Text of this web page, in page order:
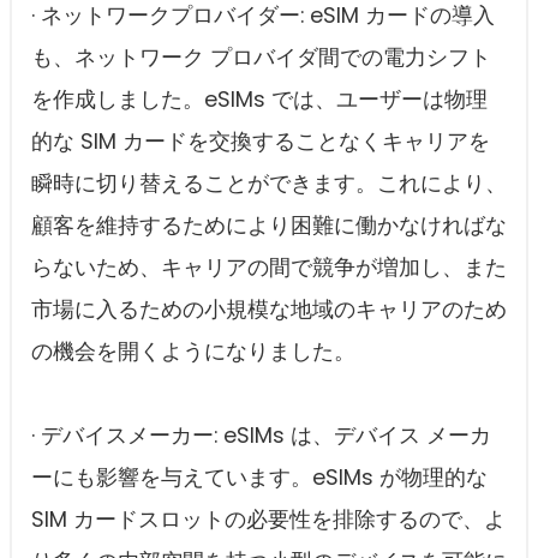
· ネットワークプロバイダー: eSIM カードの導入
も、ネットワーク プロバイダ間での電力シフト
を作成しました。eSIMs では、ユーザーは物理
的な SIM カードを交換することなくキャリアを
瞬時に切り替えることができます。これにより、
顧客を維持するためにより困難に働かなければな
らないため、キャリアの間で競争が増加し、また
市場に入るための小規模な地域のキャリアのため
の機会を開くようになりました。
· デバイスメーカー: eSIMs は、デバイス メーカ
ーにも影響を与えています。eSIMs が物理的な
SIM カードスロットの必要性を排除するので、よ